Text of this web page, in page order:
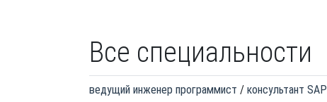
Все специальности
ведущий инженер программист консультант SAP